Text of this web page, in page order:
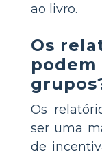
ao livro.
Os
Os
ser uma
de